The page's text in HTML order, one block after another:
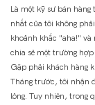
Là một kỹ sư bán
nhất của tôi không
khoảnh khắc "aha!"
chia sẻ một trường hợp
Gặp phải khách hàng
Tháng trước, tôi nhận
lỏng. Tuy nhiên, trong